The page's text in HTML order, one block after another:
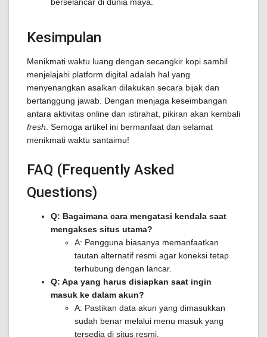
Kesimpulan
Menikmati waktu luang dengan secangkir kopi sambil
menjelajahi platform digital adalah hal yang
menyenangkan asalkan dilakukan secara bijak dan
bertanggung jawab. Dengan menjaga keseimbangan
antara aktivitas online dan istirahat, pikiran akan kembali
fresh . Semoga artikel ini bermanfaat dan selamat
menikmati waktu santaimu!
FAQ (Frequently Asked
Questions)
Q: Bagaimana cara mengatasi kendala saat
mengakses situs utama?
A: Pengguna biasanya memanfaatkan
tautan alternatif resmi agar koneksi tetap
terhubung dengan lancar.
Q: Apa yang harus disiapkan saat ingin
masuk ke dalam akun?
A: Pastikan data akun yang dimasukkan
sudah benar melalui menu masuk yang
tersedia di situs resmi.